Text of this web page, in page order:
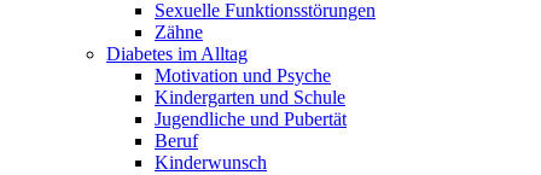
Sexuelle Funktionsstörungen
Zähne
Diabetes im Alltag
Motivation und Psyche
Kindergarten und Schule
Jugendliche und Pubertät
Beruf
Kinderwunsch